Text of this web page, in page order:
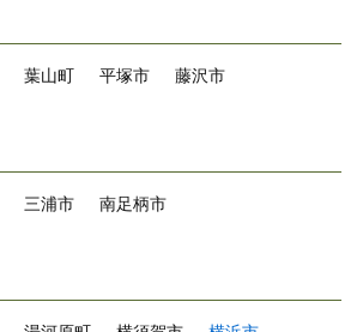
葉山町 平塚市 藤沢市
三浦市 南足柄市